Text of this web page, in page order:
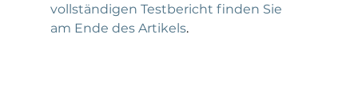
vollständigen Testbericht finden Sie
am Ende des Artikels.